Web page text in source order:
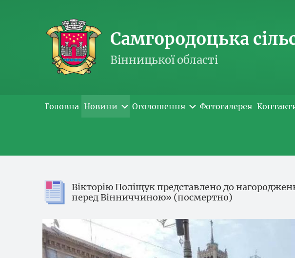
Самгородоцька
Вінницької області
Головна Новини Оголошення Фотогалерея
Вікторію Поліщук представлено до
перед Вінниччиною» (посмертно)